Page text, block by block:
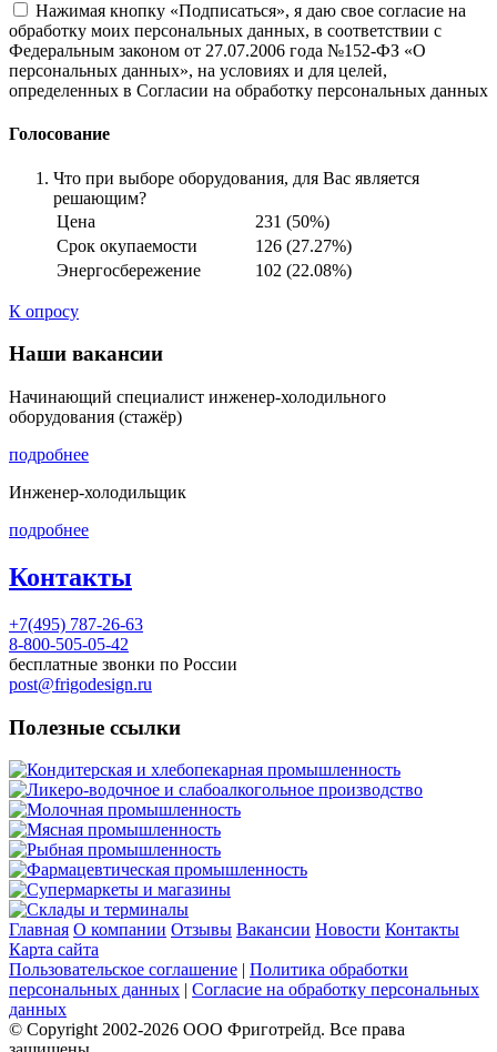
Нажимая кнопку «Подписаться», я даю свое согласие на
обработку моих персональных данных, в соответствии с
Федеральным законом от 27.07.2006 года №152-ФЗ «О
персональных данных», на условиях и для целей,
определенных в Согласии на обработку персональных данных
Голосование
Что при выборе оборудования, для Вас является
решающим?
Цена
231 (50%)
Срок окупаемости
126 (27.27%)
Энергосбережение
102 (22.08%)
К опросу
Наши вакансии
Начинающий специалист инженер-холодильного
оборудования (стажёр)
подробнее
Инженер-холодильщик
подробнее
Контакты
+7(495) 787-26-63
8-800-505-05-42
бесплатные звонки по России
post@frigodesign.ru
Полезные ссылки
Кондитерская и хлебопекарная промышленность
Ликеро-водочное и слабоалкогольное производство
Молочная промышленность
Мясная промышленность
Рыбная промышленность
Фармацевтическая промышленность
Супермаркеты и магазины
Склады и терминалы
Главная О компании Отзывы Вакансии Новости Контакты
Карта сайта
Пользовательское соглашение | Политика обработки
персональных данных | Согласие на обработку персональных
данных
© Copyright 2002-2026 ООО Фриготрейд. Все права